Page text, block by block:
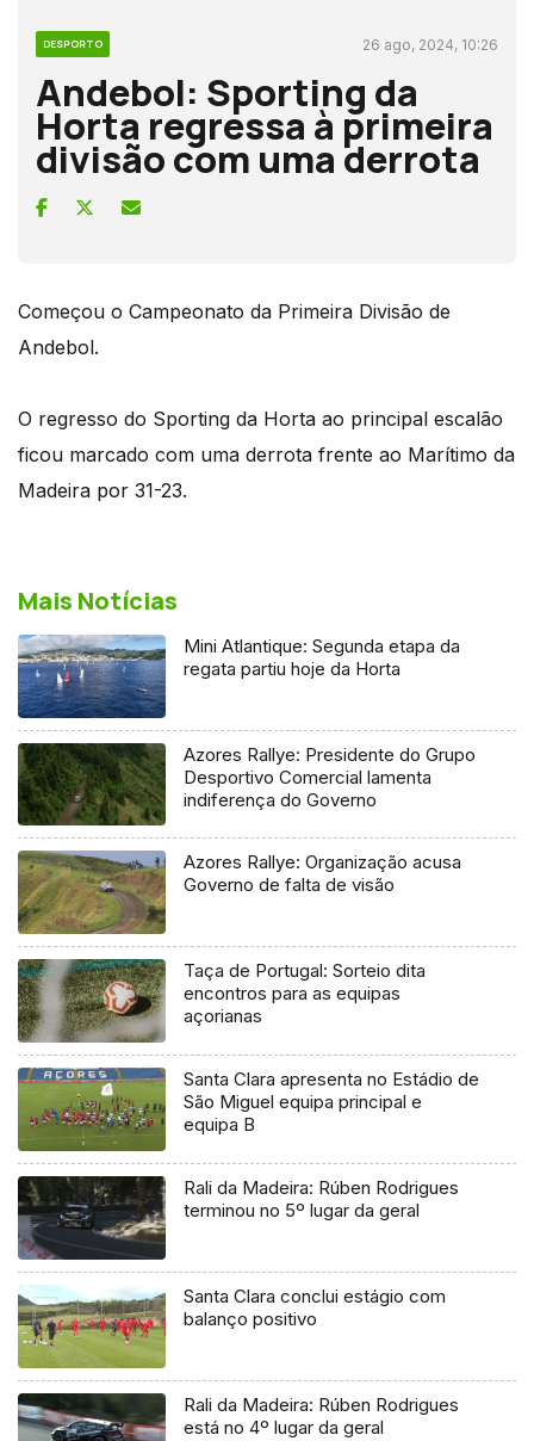
DESPORTO 26 ago, 2024, 10:26
Andebol: Sporting da
Horta regressa à primeira
divisão com uma derrota
Começou o Campeonato da Primeira Divisão de
Andebol.
O regresso do Sporting da Horta ao principal escalão
ficou marcado com uma derrota frente ao Marítimo da
Madeira por 31-23.
Mais Notícias
Mini Atlantique: Segunda etapa da
regata partiu hoje da Horta
Azores Rallye: Presidente do Grupo
Desportivo Comercial lamenta
indiferença do Governo
Azores Rallye: Organização acusa
Governo de falta de visão
Taça de Portugal: Sorteio dita
encontros para as equipas
açorianas
Santa Clara apresenta no Estádio de
São Miguel equipa principal e
equipa B
Rali da Madeira: Rúben Rodrigues
terminou no 5º lugar da geral
Santa Clara conclui estágio com
balanço positivo
Rali da Madeira: Rúben Rodrigues
está no 4º lugar da geral